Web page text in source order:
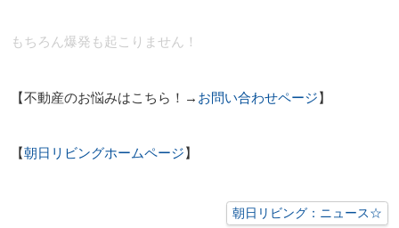
もちろん爆発も起こりません！
【不動産のお悩みはこちら！→ お問い合わせページ】
【朝日リビングホームページ 】
朝日リビング：ニュース☆